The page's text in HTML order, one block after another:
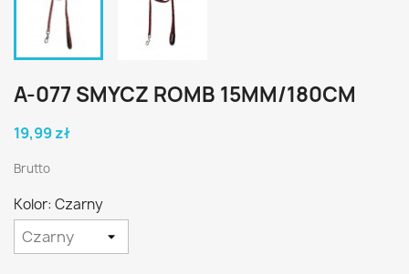
A-077 SMYCZ ROMB 15MM/180CM
19,99 zł
Brutto
Kolor: Czarny